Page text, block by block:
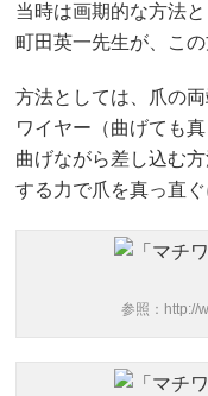
当時は画期的な方法
町田英一先生が、こ
方法としては、爪の
ワイヤー（曲げても
曲げながら差し込む
する力で爪を真っ直ぐ
参照：http://